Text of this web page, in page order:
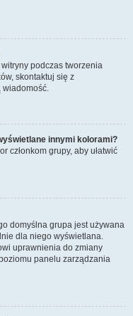
podczas tworzenia
skontaktuj się z
wiadomość.
innymi kolorami?
członkom grupy, aby ułatwić
domyślna grupa jest używana
dla niego wyświetlana.
uprawnienia do zmiany
panelu zarządzania